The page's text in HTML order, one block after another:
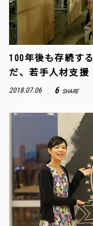
100年後も存続す
だ、若手人材支援
2018.07.06 6 SHARE